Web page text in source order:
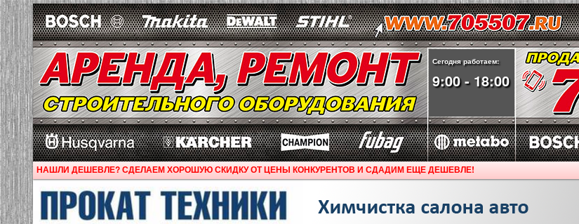
Сегодня работаем:
9:00 - 18:00
НАШЛИ ДЕШЕВЛЕ? СДЕЛАЕМ ХОРОШУЮ СКИДКУ ОТ ЦЕНЫ КОНКУРЕНТОВ И СДАДИМ ЕЩЕ ДЕШЕВЛЕ!